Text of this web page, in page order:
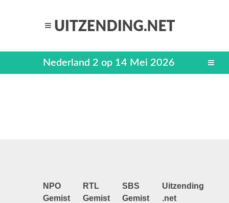
Nederland 2 op 14 Mei 2026
NPO
Gemist
RTL
Gemist
SBS
Gemist
Uitzending
.net